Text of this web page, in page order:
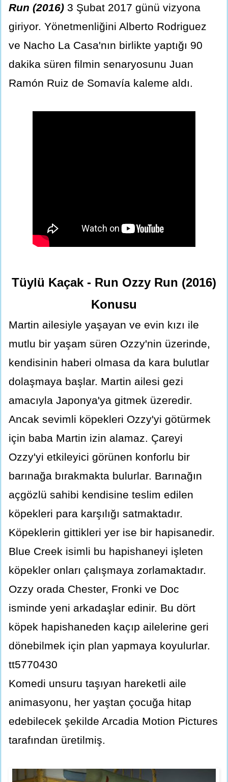
Run (2016) 3 Şubat 2017 günü vizyona
giriyor. Yönetmenliğini Alberto Rodriguez
ve Nacho La Casa'nın birlikte yaptığı 90
dakika süren filmin senaryosunu Juan
Ramón Ruiz de Somavía kaleme aldı.
Tüylü Kaçak - Run Ozzy Run (2016)
Konusu
Martin ailesiyle yaşayan ve evin kızı ile
mutlu bir yaşam süren Ozzy'nin üzerinde,
kendisinin haberi olmasa da kara bulutlar
dolaşmaya başlar. Martin ailesi gezi
amacıyla Japonya'ya gitmek üzeredir.
Ancak sevimli köpekleri Ozzy'yi götürmek
için baba Martin izin alamaz. Çareyi
Ozzy'yi etkileyici görünen konforlu bir
barınağa bırakmakta bulurlar. Barınağın
açgözlü sahibi kendisine teslim edilen
köpekleri para karşılığı satmaktadır.
Köpeklerin gittikleri yer ise bir hapisanedir.
Blue Creek isimli bu hapishaneyi işleten
köpekler onları çalışmaya zorlamaktadır.
Ozzy orada Chester, Fronki ve Doc
isminde yeni arkadaşlar edinir. Bu dört
köpek hapishaneden kaçıp ailelerine geri
dönebilmek için plan yapmaya koyulurlar.
tt5770430
Komedi unsuru taşıyan hareketli aile
animasyonu, her yaştan çocuğa hitap
edebilecek şekilde Arcadia Motion Pictures
tarafından üretilmiş.